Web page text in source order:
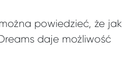
powiedzieć, że jak
daje możliwość